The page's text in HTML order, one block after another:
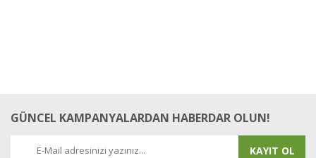
GÜNCEL KAMPANYALARDAN HABERDAR OLUN!
KAYIT OL